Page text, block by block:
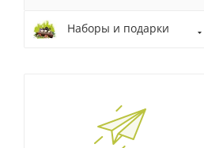
Наборы и подарки